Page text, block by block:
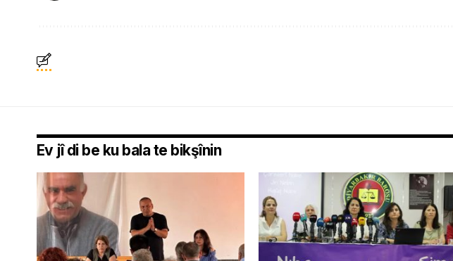
Ev jî di be ku bala te bikşînin